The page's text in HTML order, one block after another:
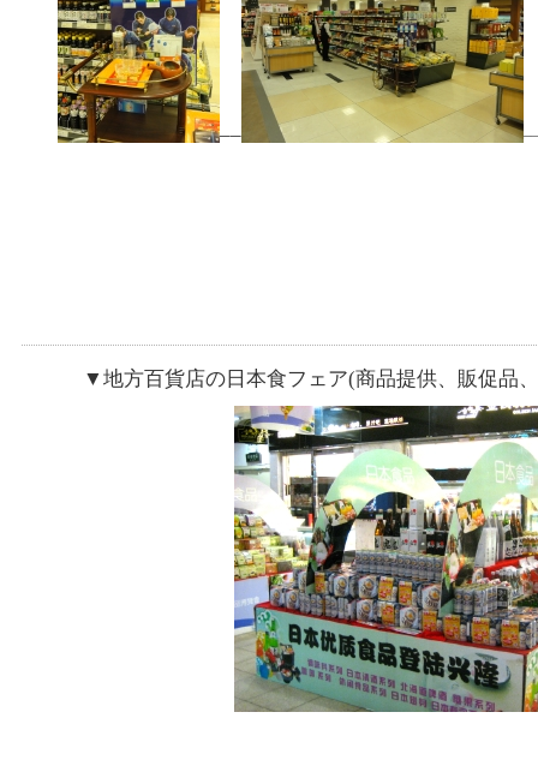
__ __
▼地方百貨店の日本食フェア(商品提供、販促品、